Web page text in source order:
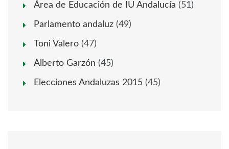
Área de Educación de IU Andalucía (51)
Parlamento andaluz (49)
Toni Valero (47)
Alberto Garzón (45)
Elecciones Andaluzas 2015 (45)